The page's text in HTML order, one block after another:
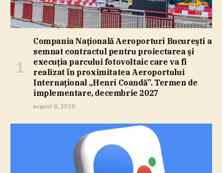
Compania Naţională Aeroporturi Bucureşti a
semnat contractul pentru proiectarea şi
execuţia parcului fotovoltaic care va fi
realizat în proximitatea Aeroportului
Internaţional „Henri Coandă”. Termen de
implementare, decembrie 2027
august 6, 2026